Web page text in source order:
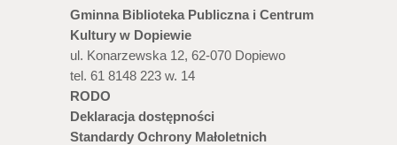
Gminna Biblioteka Publiczna i Centrum
Kultury w Dopiewie
ul. Konarzewska 12, 62-070 Dopiewo
tel. 61 8148 223 w. 14
RODO
Deklaracja dostępności
Standardy Ochrony Małoletnich